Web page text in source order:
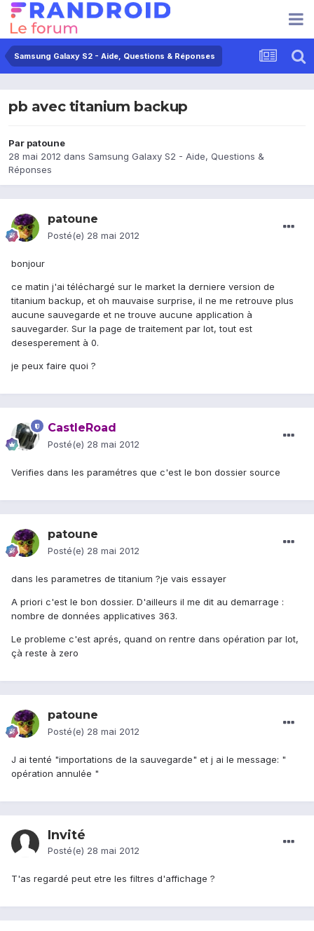
Samsung Galaxy S2 - Aide, Questions & Réponses
pb avec titanium backup
Par patoune
28 mai 2012 dans Samsung Galaxy S2 - Aide, Questions &
Réponses
patoune
Posté(e) 28 mai 2012
bonjour
ce matin j'ai téléchargé sur le market la derniere version de
titanium backup, et oh mauvaise surprise, il ne me retrouve plus
aucune sauvegarde et ne trouve aucune application à
sauvegarder. Sur la page de traitement par lot, tout est
desesperement à 0.
je peux faire quoi ?
CastleRoad
Posté(e) 28 mai 2012
Verifies dans les paramétres que c'est le bon dossier source
patoune
Posté(e) 28 mai 2012
dans les parametres de titanium ?je vais essayer
A priori c'est le bon dossier. D'ailleurs il me dit au demarrage :
nombre de données applicatives 363.
Le probleme c'est aprés, quand on rentre dans opération par lot,
çà reste à zero
patoune
Posté(e) 28 mai 2012
J ai tenté "importations de la sauvegarde" et j ai le message: "
opération annulée "
Invité
Posté(e) 28 mai 2012
T'as regardé peut etre les filtres d'affichage ?